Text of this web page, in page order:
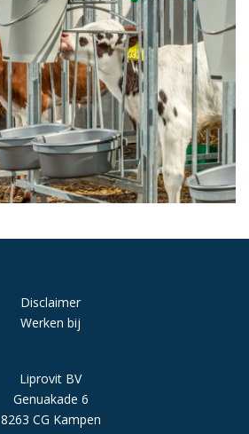
Disclaimer
Werken bij
Liprovit BV
Genuakade 6
8263 CG Kampen